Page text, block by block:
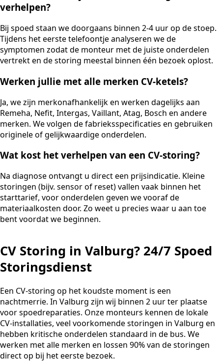
verhelpen?
Bij spoed staan we doorgaans binnen 2-4 uur op de stoep.
Tijdens het eerste telefoontje analyseren we de
symptomen zodat de monteur met de juiste onderdelen
vertrekt en de storing meestal binnen één bezoek oplost.
Werken jullie met alle merken CV-ketels?
Ja, we zijn merkonafhankelijk en werken dagelijks aan
Remeha, Nefit, Intergas, Vaillant, Atag, Bosch en andere
merken. We volgen de fabrieksspecificaties en gebruiken
originele of gelijkwaardige onderdelen.
Wat kost het verhelpen van een CV-storing?
Na diagnose ontvangt u direct een prijsindicatie. Kleine
storingen (bijv. sensor of reset) vallen vaak binnen het
starttarief, voor onderdelen geven we vooraf de
materiaalkosten door. Zo weet u precies waar u aan toe
bent voordat we beginnen.
CV Storing in Valburg? 24/7 Spoed
Storingsdienst
Een CV-storing op het koudste moment is een
nachtmerrie. In Valburg zijn wij binnen 2 uur ter plaatse
voor spoedreparaties. Onze monteurs kennen de lokale
CV-installaties, veel voorkomende storingen in Valburg en
hebben kritische onderdelen standaard in de bus. We
werken met alle merken en lossen 90% van de storingen
direct op bij het eerste bezoek.